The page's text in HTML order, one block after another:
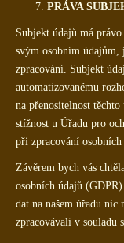
PRÁVA
Subjekt údajů má
svým osobním údajům,
zpracování. Subjekt
automatizovanému
na přenositelnost
stížnost u Úřadu pro
při zpracování
Závěrem bych vás
osobních údajů
dat na našem úřadu nic
zpracovávali v souladu